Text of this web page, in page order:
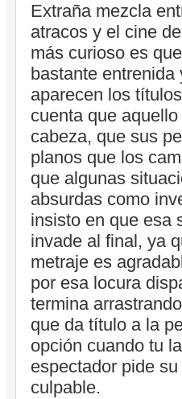
Extraña mezcla
atracos y el cine
más curioso es
bastante entrenida
aparecen los
cuenta que
cabeza, que sus
planos que los
que algunas
absurdas como
insisto en que esa
invade al final, ya
metraje es
por esa locura
termina
que da título a la
opción cuando tu
espectador pide
culpable.